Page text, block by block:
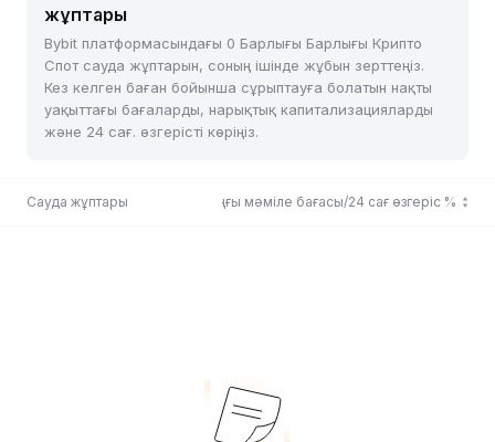
жұптары
Bybit платформасындағы 0 Барлығы Барлығы Крипто
Спот сауда жұптарын, соның ішінде жұбын зерттеңіз.
Кез келген баған бойынша сұрыптауға болатын нақты
уақыттағы бағаларды, нарықтық капитализацияларды
және 24 сағ. өзгерісті көріңіз.
Сауда жұптары Соңғы мәміле бағасы/24 сағ өзгеріс %